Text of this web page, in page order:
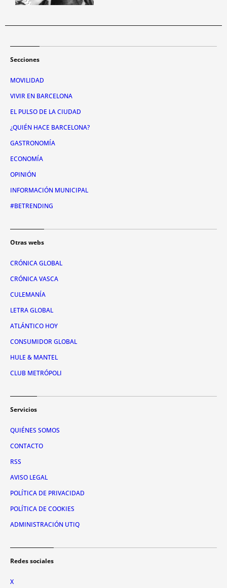
Secciones
MOVILIDAD
VIVIR EN BARCELONA
EL PULSO DE LA CIUDAD
¿QUIÉN HACE BARCELONA?
GASTRONOMÍA
ECONOMÍA
OPINIÓN
INFORMACIÓN MUNICIPAL
#BETRENDING
Otras webs
CRÓNICA GLOBAL
CRÓNICA VASCA
CULEMANÍA
LETRA GLOBAL
ATLÁNTICO HOY
CONSUMIDOR GLOBAL
HULE & MANTEL
CLUB METRÓPOLI
Servicios
QUIÉNES SOMOS
CONTACTO
RSS
AVISO LEGAL
POLÍTICA DE PRIVACIDAD
POLÍTICA DE COOKIES
ADMINISTRACIÓN UTIQ
Redes sociales
X